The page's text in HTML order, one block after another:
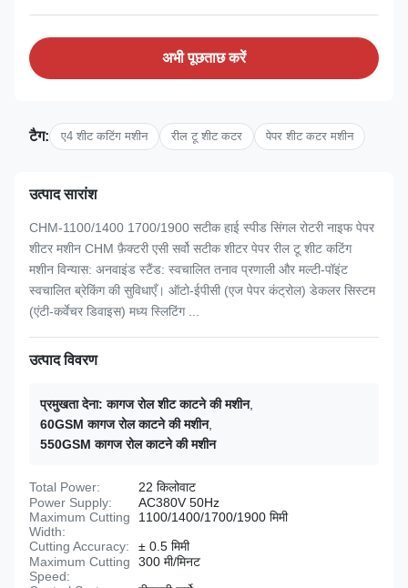
अभी पूछताछ करें
टैग: ए4 शीट कटिंग मशीन रील टू शीट कटर पेपर शीट कटर मशीन
उत्पाद सारांश
CHM-1100/1400 1700/1900 सटीक हाई स्पीड सिंगल रोटरी नाइफ पेपर
शीटर मशीन CHM फ़ैक्टरी एसी सर्वो सटीक शीटर पेपर रील टू शीट कटिंग
मशीन विन्यास: अनवाइंड स्टैंड: स्वचालित तनाव प्रणाली और मल्टी-पॉइंट
स्वचालित ब्रेकिंग की सुविधाएँ। ऑटो-ईपीसी (एज पेपर कंट्रोल) डेकलर सिस्टम
(एंटी-कर्वेचर डिवाइस) मध्य स्लिटिंग ...
उत्पाद विवरण
प्रमुखता देना: कागज रोल शीट काटने की मशीन,
60GSM कागज रोल काटने की मशीन,
550GSM कागज रोल काटने की मशीन
Total Power:
22 किलोवाट
Power Supply:
AC380V 50Hz
Maximum Cutting
Width:
1100/1400/1700/1900 मिमी
Cutting Accuracy:
± 0.5 मिमी
Maximum Cutting
Speed:
300 मी/मिनट